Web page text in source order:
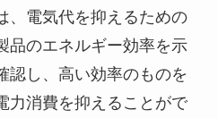
、電気代を抑えるための
品のエネルギー効率を示
認し、高い効率のものを
力消費を抑えることがで